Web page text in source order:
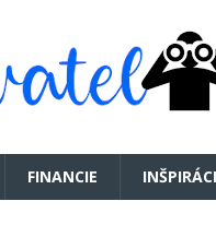
FINANCIE